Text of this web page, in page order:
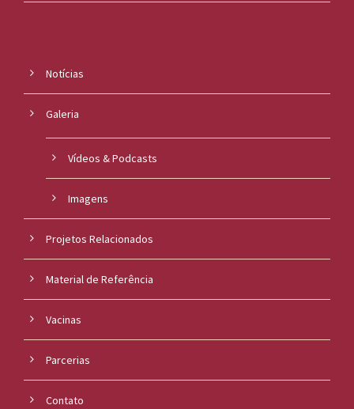
Notícias
Galeria
Vídeos & Podcasts
Imagens
Projetos Relacionados
Material de Referência
Vacinas
Parcerias
Contato